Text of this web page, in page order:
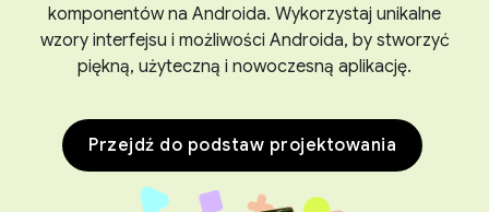
komponentów na Androida. Wykorzystaj unikalne
wzory interfejsu i możliwości Androida, by stworzyć
piękną, użyteczną i nowoczesną aplikację.
Przejdź do podstaw projektowania